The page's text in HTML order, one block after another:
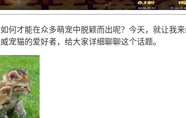
何才能在众多萌宠中脱颖而出呢？今天，就让
宠猫的爱好者，给大家详细聊聊这个话题。